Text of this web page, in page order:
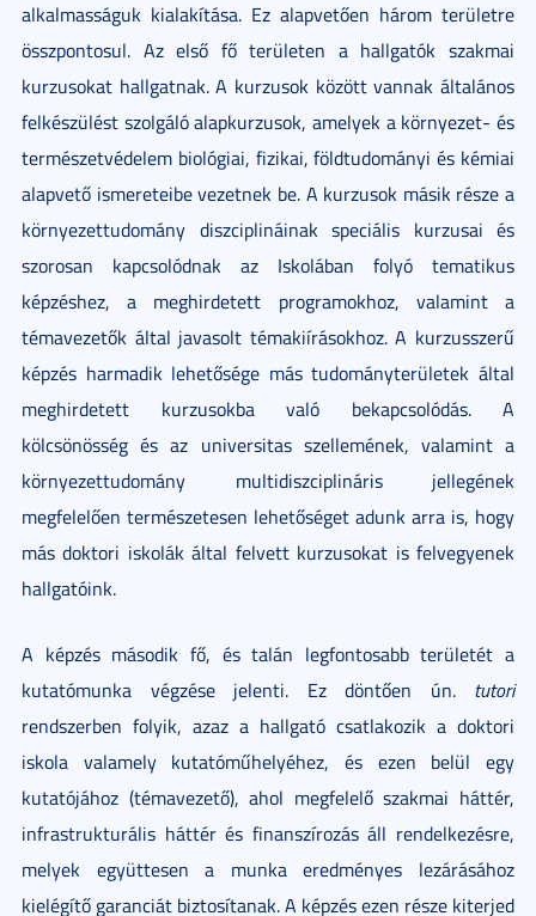
alkalmasságuk kialakítása. Ez alapvetően három területre
összpontosul. Az első fő területen a hallgatók szakmai
kurzusokat hallgatnak. A kurzusok között vannak általános
felkészülést szolgáló alapkurzusok, amelyek a környezet- és
természetvédelem biológiai, fizikai, földtudományi és kémiai
alapvető ismereteibe vezetnek be. A kurzusok másik része a
környezettudomány diszciplináinak speciális kurzusai és
szorosan kapcsolódnak az Iskolában folyó tematikus
képzéshez, a meghirdetett programokhoz, valamint a
témavezetők által javasolt témakiírásokhoz. A kurzusszerű
képzés harmadik lehetősége más tudományterületek által
meghirdetett kurzusokba való bekapcsolódás. A
kölcsönösség és az universitas szellemének, valamint a
környezettudomány multidiszciplináris jellegének
megfelelően természetesen lehetőséget adunk arra is, hogy
más doktori iskolák által felvett kurzusokat is felvegyenek
hallgatóink.
A képzés második fő, és talán legfontosabb területét a
kutatómunka végzése jelenti. Ez döntően ún. tutori
rendszerben folyik, azaz a hallgató csatlakozik a doktori
iskola valamely kutatóműhelyéhez, és ezen belül egy
kutatójához (témavezető), ahol megfelelő szakmai háttér,
infrastrukturális háttér és finanszírozás áll rendelkezésre,
melyek együttesen a munka eredményes lezárásához
kielégítő garanciát biztosítanak. A képzés ezen része kiterjed